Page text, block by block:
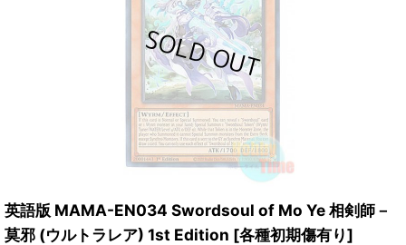
英語版 MAMA-EN034 Swordsoul of Mo Ye 相剣師－
莫邪 (ウルトラレア) 1st Edition [各種初期傷有り]